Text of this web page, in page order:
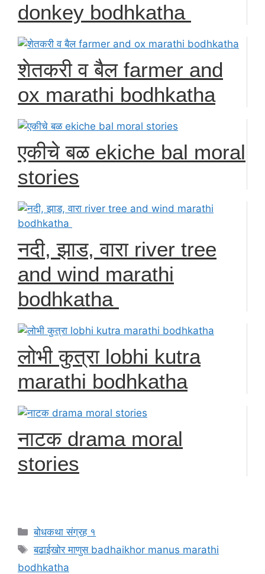
donkey bodhkatha
शेतकरी व बैल farmer and
ox marathi bodhkatha
एकीचे बळ ekiche bal moral
stories
नदी, झाड, वारा river tree
and wind marathi
bodhkatha
लोभी कुत्रा lobhi kutra
marathi bodhkatha
नाटक drama moral
stories
Categories
बोधकथा संग्रह १
Tags
बढाईखोर माणुस badhaikhor manus marathi
bodhkatha